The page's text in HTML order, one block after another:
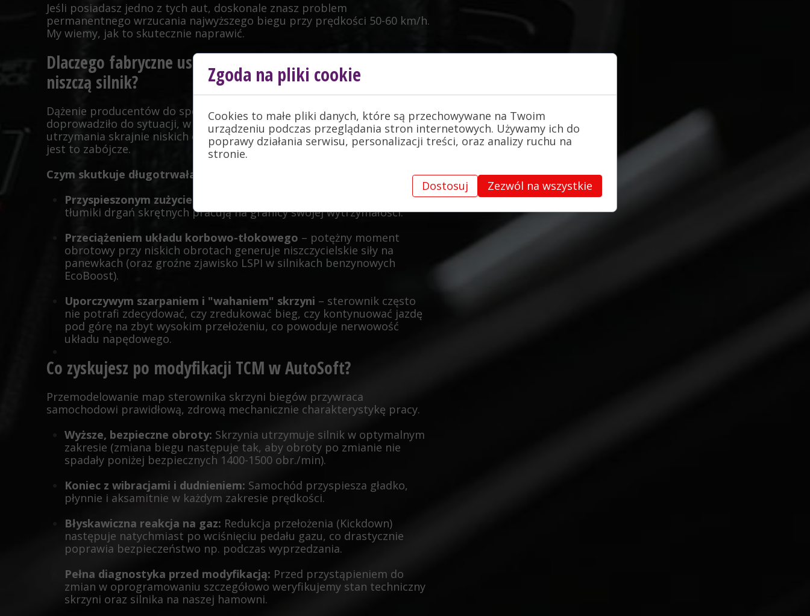
Jeśli posiadasz jedno z tych aut, doskonale znasz problem
permanentnego wrzucania najwyższego biegu przy prędkości 50-60 km/h.
My wiemy, jak to skutecznie naprawić.
Dlaczego fabryczne ustawienia skrzyni biegów Forda
niszczą silnik?
Dążenie producentów do spełnienia rygorystycznych norm emisji spalin
doprowadziło do sytuacji, w której automatyczne skrzynie biegów dążą do
utrzymania skrajnie niskich obrotów. Dla podzespołów mechanicznych
jest to zabójcze.
Czym skutkuje długotrwała jazda na zbyt niskich obrotach?
Przyspieszonym zużyciem koła dwumasowego
tłumiki drgań skrętnych pracują na granicy swojej wytrzymałości.
Przeciążeniem układu korbowo-tłokowego – potężny moment
obrotowy przy niskich obrotach generuje niszczycielskie siły na
panewkach (oraz groźne zjawisko LSPI w silnikach benzynowych
EcoBoost).
Uporczywym szarpaniem i "wahaniem" skrzyni – sterownik często
nie potrafi zdecydować, czy zredukować bieg, czy kontynuować jazdę
pod górę na zbyt wysokim przełożeniu, co powoduje nerwowość
układu napędowego.
Co zyskujesz po modyfikacji TCM w AutoSoft?
Przemodelowanie map sterownika skrzyni biegów przywraca
samochodowi prawidłową, zdrową mechanicznie charakterystykę pracy.
Wyższe, bezpieczne obroty: Skrzynia utrzymuje silnik w optymalnym
zakresie (zmiana biegu następuje tak, aby obroty po zmianie nie
spadały poniżej bezpiecznych 1400-1500 obr./min).
Koniec z wibracjami i dudnieniem: Samochód przyspiesza gładko,
płynnie i aksamitnie w każdym zakresie prędkości.
Błyskawiczna reakcja na gaz: Redukcja przełożenia (Kickdown)
następuje natychmiast po wciśnięciu pedału gazu, co drastycznie
poprawia bezpieczeństwo np. podczas wyprzedzania.
Pełna diagnostyka przed modyfikacją: Przed przystąpieniem do
zmian w oprogramowaniu szczegółowo weryfikujemy stan techniczny
skrzyni oraz silnika na naszej hamowni.
Zgoda na pliki cookie
Cookies to małe pliki danych, które są przechowywane na Twoim
urządzeniu podczas przeglądania stron internetowych. Używamy ich do
poprawy działania serwisu, personalizacji treści, oraz analizy ruchu na
stronie.
Dostosuj Zezwól na wszystkie